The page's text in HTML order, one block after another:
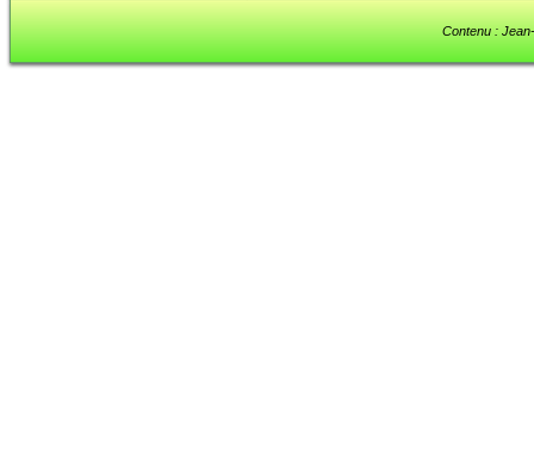
Contenu :